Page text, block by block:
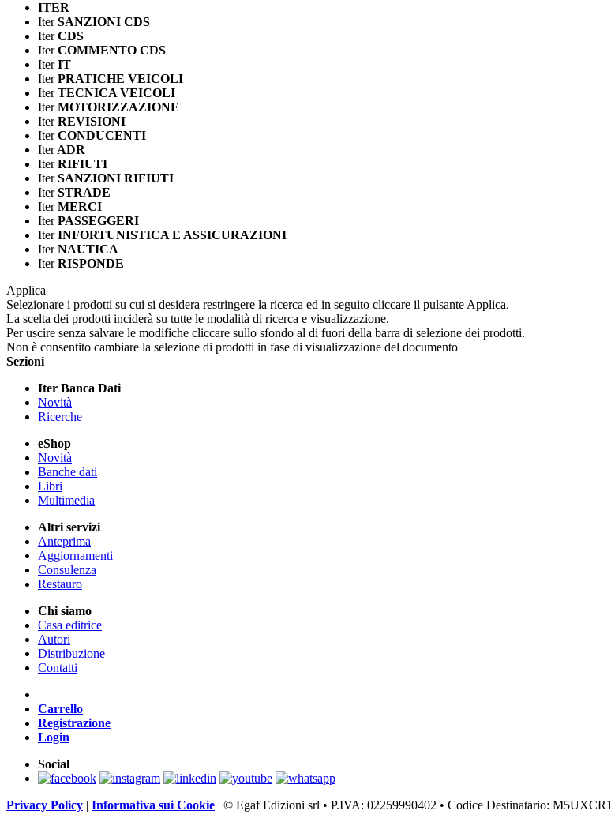
ITER
IterSANZIONI CDS
IterCDS
IterCOMMENTO CDS
IterIT
IterPRATICHE VEICOLI
IterTECNICA VEICOLI
IterMOTORIZZAZIONE
IterREVISIONI
IterCONDUCENTI
IterADR
IterRIFIUTI
IterSANZIONI RIFIUTI
IterSTRADE
IterMERCI
IterPASSEGGERI
IterINFORTUNISTICA E ASSICURAZIONI
IterNAUTICA
IterRISPONDE
Applica
Selezionare i prodotti su cui si desidera restringere la ricerca ed in seguito cliccare il pulsante Applica.
La scelta dei prodotti inciderà su tutte le modalità di ricerca e visualizzazione.
Per uscire senza salvare le modifiche cliccare sullo sfondo al di fuori della barra di selezione dei prodotti.
Non è consentito cambiare la selezione di prodotti in fase di visualizzazione del documento
Sezioni
Iter Banca Dati
Novità
Ricerche
eShop
Novità
Banche dati
Libri
Multimedia
Altri servizi
Anteprima
Aggiornamenti
Consulenza
Restauro
Chi siamo
Casa editrice
Autori
Distribuzione
Contatti
Carrello
Registrazione
Login
Social
Privacy Policy | Informativa sui Cookie | © Egaf Edizioni srl • P.IVA: 02259990402 • Codice Destinatario: M5UXCR1